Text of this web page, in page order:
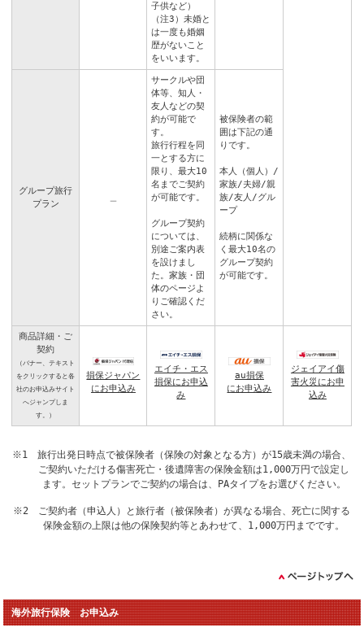
子供など）
（注3）未婚と
は一度も婚姻
歴がないこと
をいいます。
グループ旅行
プラン
サークルや団
体等、知人・
友人などの契
約が可能で
す。
旅行行程を同
一とする方に
限り、最大10
名までご契約
が可能です。
グループ契約
については、
別途ご案内表
を設けまし
た。家族・団
体のページよ
りご確認くだ
さい。
被保険者の範
囲は下記の通
りです。
本人（個人）/
家族/夫婦/親
族/友人/グル
ープ
続柄に関係な
く最大10名の
グループ契約
が可能です。
商品詳細・ご
契約
（バナー、テキスト
をクリックすると各
社のお申込みサイト
へジャンプしま
す。）
損保ジャパン
にお申込み
エイチ・エス
損保にお申込
み
au損保
にお申込み
ジェイアイ傷
害火災にお申
込み
※1 旅行出発日時点で被保険者（保険の対象となる方）が15歳未満の場合、
ご契約いただける傷害死亡・後遺障害の保険金額は1,000万円で設定し
ます。セットプランでご契約の場合は、PAタイプをお選びください。
※2 ご契約者（申込人）と旅行者（被保険者）が異なる場合、死亡に関する
保険金額の上限は他の保険契約等とあわせて、1,000万円までです。
海外旅行保険 お申込み